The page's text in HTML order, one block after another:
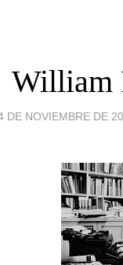
William
DE NOVIEMBRE DE